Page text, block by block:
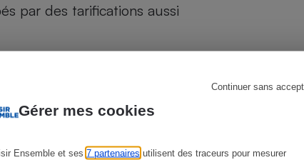
Gérer mes cookies
Ensemble et ses 7 partenaires utilisent des traceurs pour mesurer
Continuer sans
par des tarifications aussi